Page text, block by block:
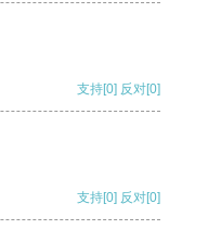
支持[0] 反对[0]
支持[0] 反对[0]